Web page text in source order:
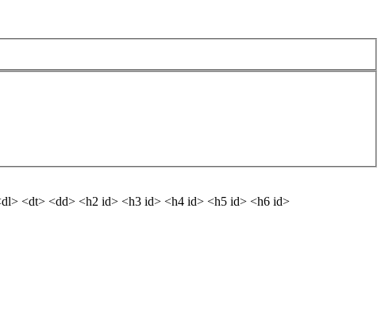
<dt> <dd> <h2 id> <h3 id> <h4 id> <h5 id> <h6 id>